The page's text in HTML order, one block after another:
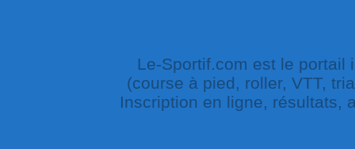
Le-Sportif.com est le portail
(course à pied, roller, VTT,
Inscription en ligne, résultats,